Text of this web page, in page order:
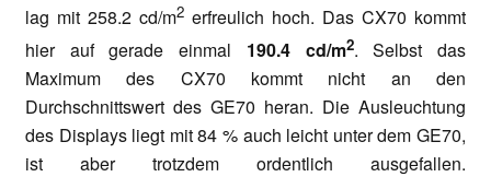
lag mit 258.2 cd/m2 erfreulich hoch. Das CX70 kommt
hier auf gerade einmal 190.4 cd/m2. Selbst das
Maximum des CX70 kommt nicht an den
Durchschnittswert des GE70 heran. Die Ausleuchtung
des Displays liegt mit 84 % auch leicht unter dem GE70,
ist aber trotzdem ordentlich ausgefallen.